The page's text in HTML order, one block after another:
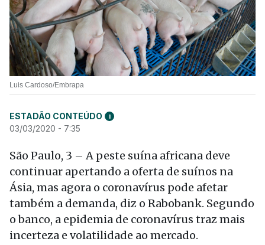
Luis Cardoso/Embrapa
ESTADÃO CONTEÚDO i
03/03/2020 - 7:35
São Paulo, 3 – A peste suína africana deve
continuar apertando a oferta de suínos na
Ásia, mas agora o coronavírus pode afetar
também a demanda, diz o Rabobank. Segundo
o banco, a epidemia de coronavírus traz mais
incerteza e volatilidade ao mercado.